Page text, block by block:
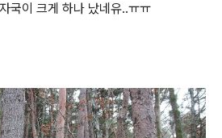
국이 크게 하나 났네유..ㅠㅠ